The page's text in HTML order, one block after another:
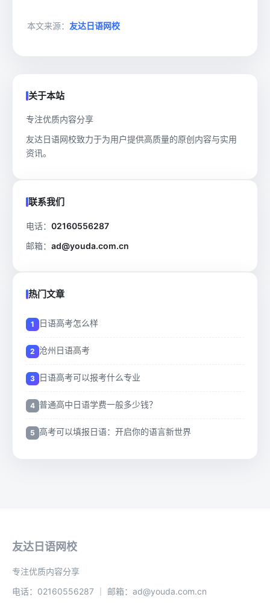
本文来源： 友达日语网校
关于本站
专注优质内容分享
友达日语网校致力于为用户提供高质量的原创内容与实用
资讯。
联系我们
电话： 02160556287
邮箱： ad@youda.com.cn
热门文章
日语高考怎么样
沧州日语高考
日语高考可以报考什么专业
普通高中日语学费一般多少钱？
高考可以填报日语：开启你的语言新世界
友达日语网校
专注优质内容分享
电话：02160556287 ｜ 邮箱：ad@youda.com.cn